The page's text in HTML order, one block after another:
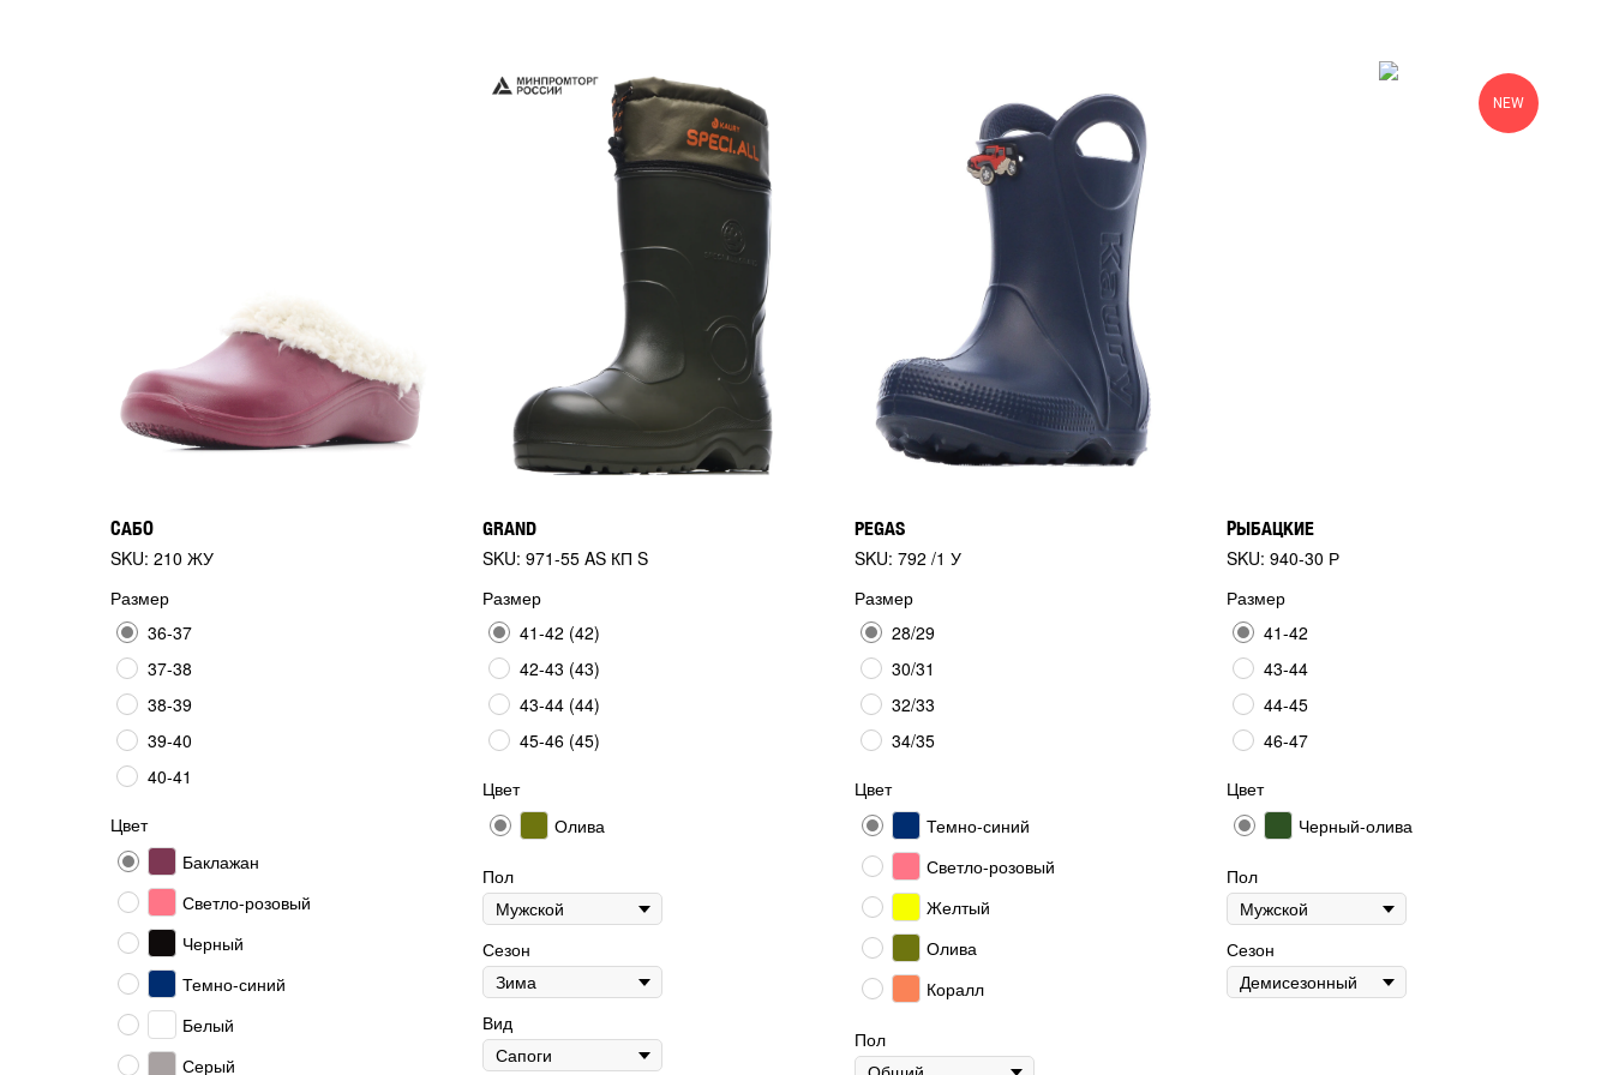
САБО
SKU: 210 ЖУ
Размер
36-37
37-38
38-39
39-40
40-41
Цвет
Баклажан
Светло-розовый
Черный
Темно-синий
Белый
Серый
GRAND
SKU: 971-55 AS КП S
Размер
41-42 (42)
42-43 (43)
43-44 (44)
45-46 (45)
Цвет
Олива
Пол
Сезон
Вид
PEGAS
SKU: 792 /1 У
Размер
28/29
30/31
32/33
34/35
Цвет
Темно-синий
Светло-розовый
Желтый
Олива
Коралл
Пол
NEW
РЫБАЦКИЕ
SKU: 940-30 Р
Размер
41-42
43-44
44-45
46-47
Цвет
Черный-олива
Пол
Сезон